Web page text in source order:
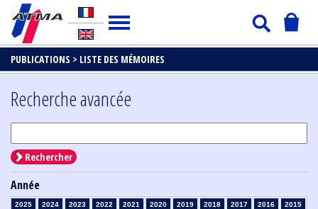
PUBLICATIONS > LISTE DES MÉMOIRES
Recherche avancée
Rechercher
Année
2025 2024 2023 2022 2021 2020 2019 2018 2017 2016
2015